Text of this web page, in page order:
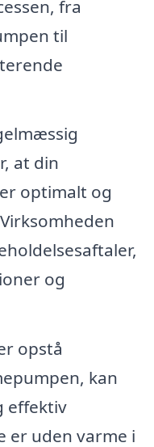
fra
til
at din
optimalt og
og
opstå
kan
effektiv
er uden varme i